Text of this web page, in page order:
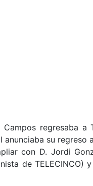
regresaba a
su
con D. Jordi
de